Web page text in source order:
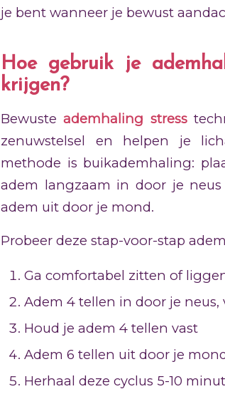
je bent wanneer je bewust
Hoe gebruik je
krijgen?
Bewusteademhaling stress
zenuwstelsel en helpen je
methode is buikademhaling:
adem langzaam in door je
adem uit door je mond.
Probeer deze stap-voor-stap
Ga comfortabel zitten of
Adem 4 tellen in door je
Houd je adem 4 tellen vast
Adem 6 tellen uit door je
Herhaal deze cyclus 5-10